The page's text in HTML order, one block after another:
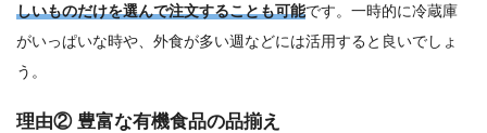
しいものだけを選んで注文することも可能です。一時的に冷蔵庫
がいっぱいな時や、外食が多い週などには活用すると良いでしょ
う。
理由② 豊富な有機食品の品揃え